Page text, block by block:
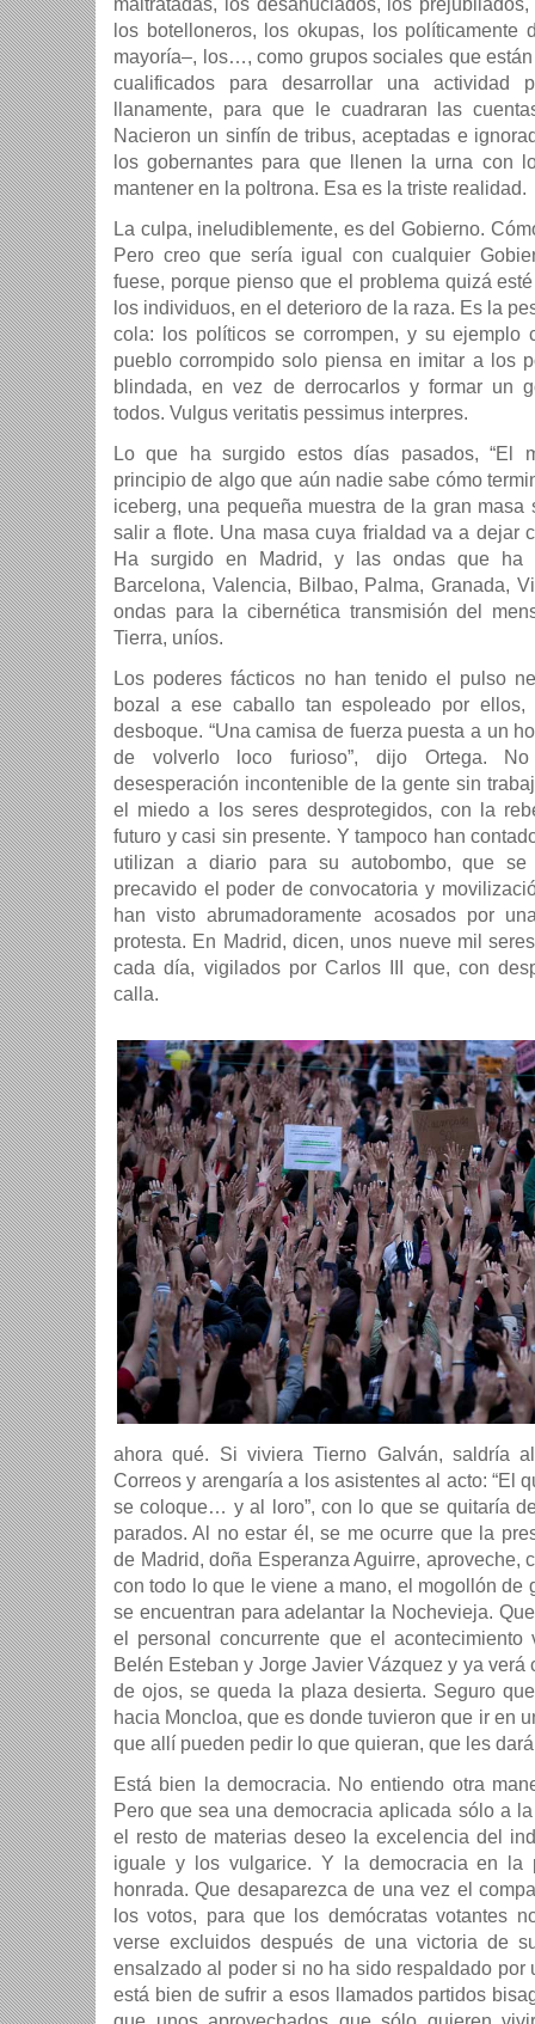
los botelloneros, los okupas, los políticamente
mayoría–, los…, como grupos sociales que
cualificados para desarrollar una actividad
llanamente, para que le cuadraran las
Nacieron un sinfín de tribus, aceptadas e
los gobernantes para que llenen la urna con
mantener en la poltrona. Esa es la triste realidad.
La culpa, ineludiblemente, es del Gobierno.
Pero creo que sería igual con cualquier
fuese, porque pienso que el problema quizá
los individuos, en el deterioro de la raza. Es la
cola: los políticos se corrompen, y su ejemplo
pueblo corrompido solo piensa en imitar a los
blindada, en vez de derrocarlos y formar un
todos. Vulgus veritatis pessimus interpres.
Lo que ha surgido estos días pasados, “El
principio de algo que aún nadie sabe cómo
iceberg, una pequeña muestra de la gran masa
salir a flote. Una masa cuya frialdad va a dejar
Ha surgido en Madrid, y las ondas que ha
Barcelona, Valencia, Bilbao, Palma, Granada,
ondas para la cibernética transmisión del
Tierra, uníos.
Los poderes fácticos no han tenido el pulso
bozal a ese caballo tan espoleado por
desboque. “Una camisa de fuerza puesta a un
de volverlo loco furioso”, dijo Ortega.
desesperación incontenible de la gente sin
el miedo a los seres desprotegidos, con la
futuro y casi sin presente. Y tampoco han
utilizan a diario para su autobombo, que
precavido el poder de convocatoria y
han visto abrumadoramente acosados por
protesta. En Madrid, dicen, unos nueve mil
cada día, vigilados por Carlos III que, con
calla.
ahora qué. Si viviera Tierno Galván, saldría
Correos y arengaría a los asistentes al acto: “El
se coloque… y al loro”, con lo que se quitaría
parados. Al no estar él, se me ocurre que la
de Madrid, doña Esperanza Aguirre, aproveche,
con todo lo que le viene a mano, el mogollón de
se encuentran para adelantar la Nochevieja.
el personal concurrente que el
Belén Esteban y Jorge Javier Vázquez y ya verá
de ojos, se queda la plaza desierta. Seguro
hacia Moncloa, que es donde tuvieron que ir en
que allí pueden pedir lo que quieran, que les
Está bien la democracia. No entiendo otra
Pero que sea una democracia aplicada sólo a
el resto de materias deseo la excelencia del
iguale y los vulgarice. Y la democracia en la
honrada. Que desaparezca de una vez el
los votos, para que los demócratas votantes
verse excluidos después de una victoria de
ensalzado al poder si no ha sido respaldado por
está bien de sufrir a esos llamados partidos